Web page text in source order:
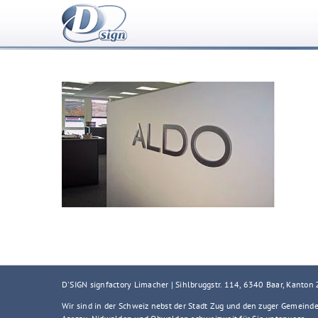
D'SIGN signfactory Limacher | Sihlbruggstr. 114, 6340 Baar,
Wir sind in der Schweiz nebst der Stadt Zug und den zuger